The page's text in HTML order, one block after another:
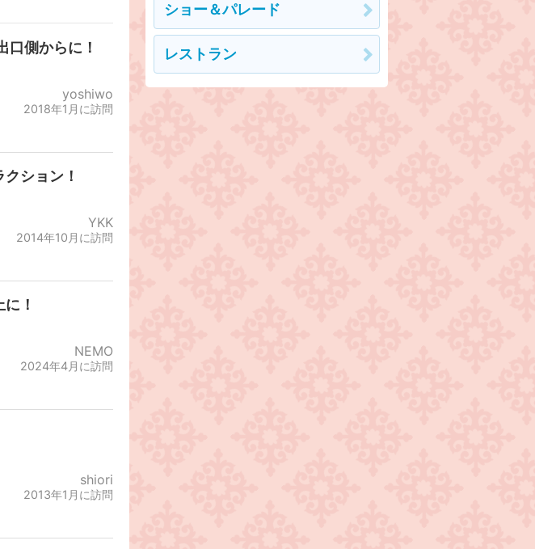
口側からに！
yoshiwo
2018年1月に訪問
ション！
YKK
2014年10月に訪問
！
NEMO
2024年4月に訪問
shiori
2013年1月に訪問
ショー＆パレード
レストラン